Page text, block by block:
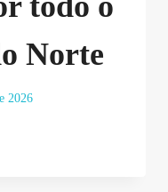
Norte
2026